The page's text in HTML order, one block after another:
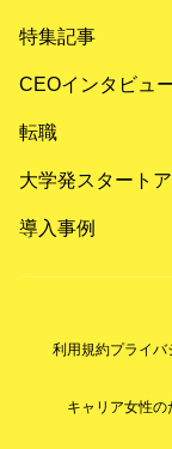
特集記事
CEOインタビュ
転職
大学発スタート
導入事例
利用規約プライバ
キャリア女性の